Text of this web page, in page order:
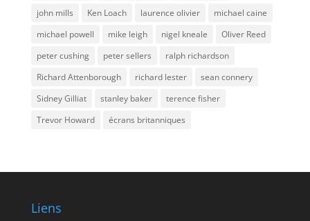
john mills
Ken Loach laurence olivier
michael caine
michael powell
mike leigh nigel kneale
Oliver Reed
peter cushing
peter sellers
ralph richardson
Richard Attenborough
richard lester
sean connery
Sidney Gilliat
stanley baker
terence fisher
Trevor Howard
écrans britanniques
Liens